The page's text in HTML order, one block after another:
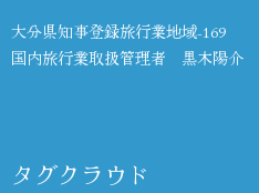
大分県知事登録旅行業地域-169
国内旅行業取扱管理者 黒木陽介
タグクラウド